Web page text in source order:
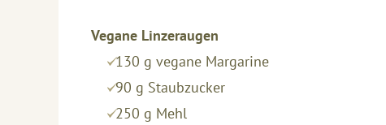
Vegane Linzeraugen
130 g vegane Margarine
90 g Staubzucker
250 g Mehl